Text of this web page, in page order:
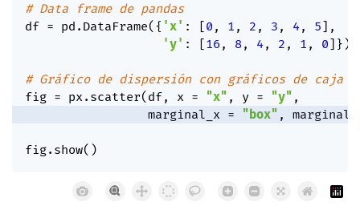
# Data frame de pandas
df = pd . DataFrame( { 'x' : [0 , 1 , 2 , 3 , 4, 5] ,
'y' : [16 , 8, 4, 2 , 1 , 0] } )
# Gráfico de dispersión con gráficos de caja
fig = px. scatter( df, x = "x" , y = "y" ,
                 marginal_x
= "box" ,
fig. show( )